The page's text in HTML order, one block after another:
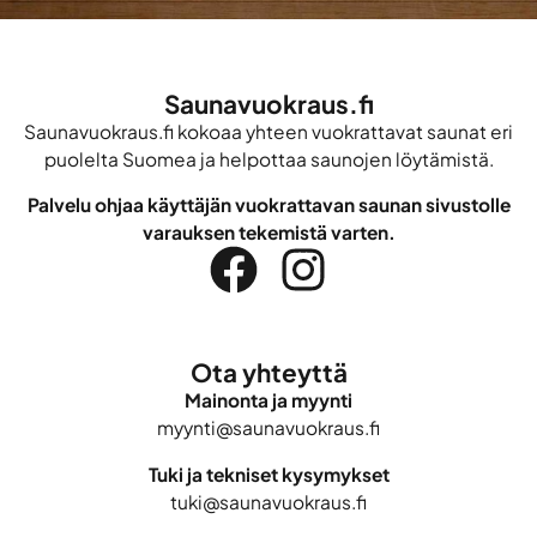
Saunavuokraus.fi
Saunavuokraus.fi kokoaa yhteen vuokrattavat saunat eri
puolelta Suomea ja helpottaa saunojen löytämistä.
Palvelu ohjaa käyttäjän vuokrattavan saunan sivustolle
varauksen tekemistä varten.
Ota yhteyttä
Mainonta ja myynti
myynti@saunavuokraus.fi
Tuki ja tekniset kysymykset
tuki@saunavuokraus.fi